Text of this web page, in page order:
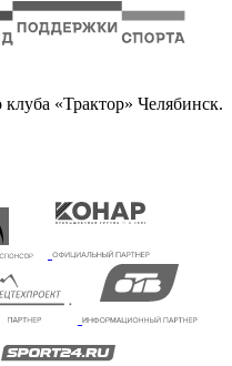
«Трактор» Челябинск.